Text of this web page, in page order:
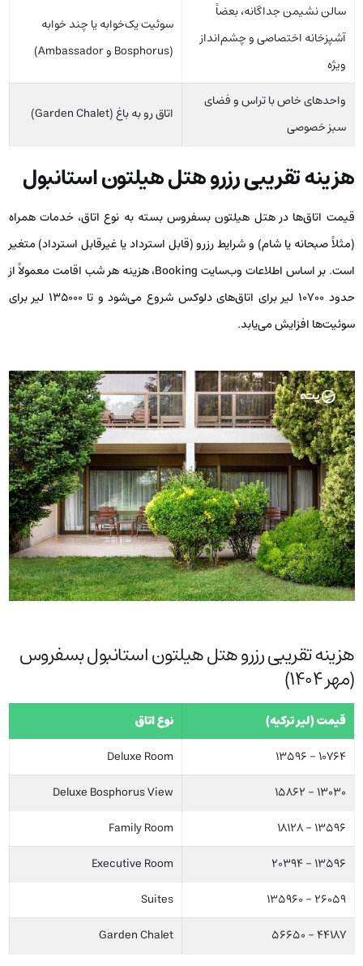
سالن نشیمن جداگانه، بعضاً
آشپزخانه اختصاصی و چشم‌انداز
ویژه
سوئیت یک‌خوابه یا چند خوابه
(Bosphorus و Ambassador)
واحدهای خاص با تراس و فضای
سبز خصوصی
اتاق رو به باغ (Garden Chalet)
هزینه تقریبی رزرو هتل هیلتون استانبول
قیمت اتاق‌ها در هتل هیلتون بسفروس بسته به نوع اتاق، خدمات همراه
(مثلاً صبحانه یا شام) و شرایط رزرو (قابل استرداد یا غیرقابل استرداد) متغیر
است. بر اساس اطلاعات وب‌سایت Booking، هزینه هر شب اقامت معمولاً از
حدود ۱۰۷۰۰ لیر برای اتاق‌های دلوکس شروع می‌شود و تا ۱۳۵۰۰۰ لیر برای
سوئیت‌ها افزایش می‌یابد.
هزینه تقریبی رزرو هتل هیلتون استانبول بسفروس
(مهر ۱۴۰۴)
قیمت (لیر ترکیه)
نوع اتاق
۱۰۷۶۴ – ۱۳۵۹۶
Deluxe Room
۱۳۰۳۰ – ۱۵۸۶۲
Deluxe Bosphorus View
۱۳۵۹۶ – ۱۸۱۲۸
Family Room
۱۳۵۹۶ – ۲۰۳۹۴
Executive Room
۲۶۰۵۹ – ۱۳۵۹۶۰
Suites
۴۴۱۸۷ – ۵۶۶۵۰
Garden Chalet